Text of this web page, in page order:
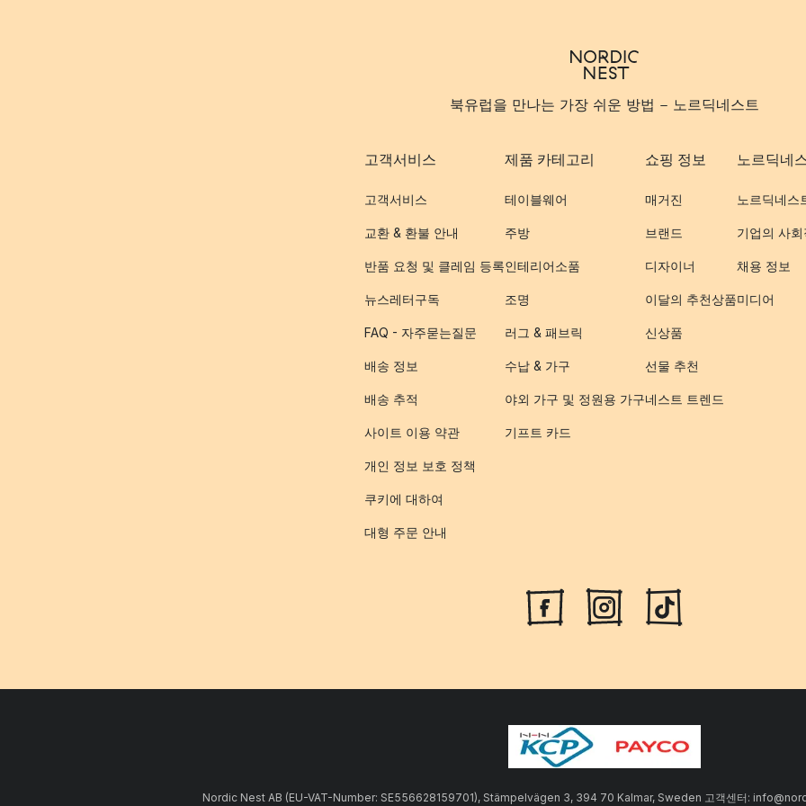
북유럽을 만나는 가장 쉬운 방법 - 노르딕네스트
고객서비스
고객서비스
교환 & 환불 안내
반품 요청 및 클레임 등록
뉴스레터구독
FAQ - 자주묻는질문
배송 정보
배송 추적
사이트 이용 약관
개인 정보 보호 정책
쿠키에 대하여
대형 주문 안내
제품 카테고리
테이블웨어
주방
인테리어소품
조명
러그 & 패브릭
수납 & 가구
야외 가구 및 정원용 가구
기프트 카드
쇼핑 정보
매거진
브랜드
디자이너
이달의 추천상품
신상품
선물 추천
네스트 트렌드
노르딕네
노르딕네스
기업의 사회
채용 정보
미디어
Nordic Nest AB (EU-VAT-Number: SE556628159701), Stämpelvägen 3, 394 70 Kalmar, Sweden 고객센터: